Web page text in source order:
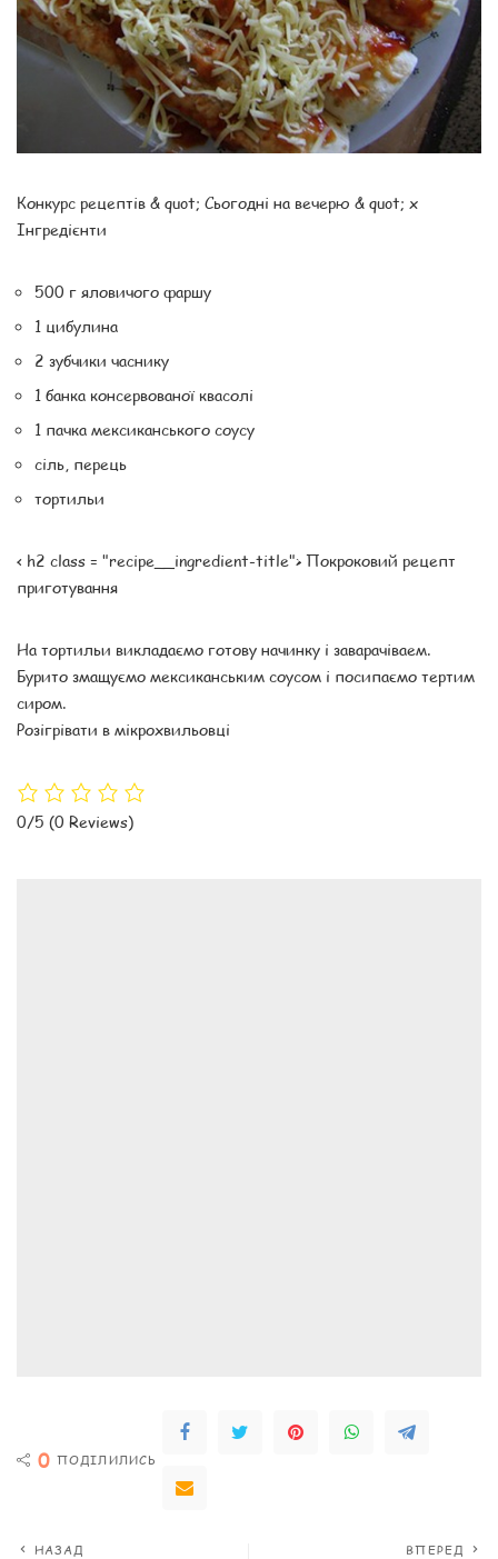
Конкурс рецептів & quot; Сьогодні на вечерю & quot; x
Інгредієнти
500 г яловичого фаршу
1 цибулина
2 зубчики часнику
1 банка консервованої квасолі
1 пачка мексиканського соусу
сіль, перець
тортильи
< h2 class = "recipe__ingredient-title"> Покроковий рецепт
приготування
На тортильи викладаємо готову начинку і заварачіваем.
Бурито змащуємо мексиканським соусом і посипаємо тертим
сиром.
Розігрівати в мікрохвильовці
0/5 (0 Reviews)
0 ПОДІЛИЛИСЬ
НАЗАД ВПЕРЕД